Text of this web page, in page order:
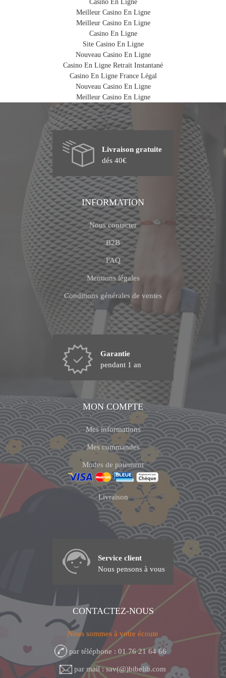
Casino En Ligne
Meilleur Casino En Ligne
Meilleur Casino En Ligne
Casino En Ligne
Site Casino En Ligne
Nouveau Casino En Ligne
Casino En Ligne Retrait Instantané
Casino En Ligne France Légal
Nouveau Casino En Ligne
Meilleur Casino En Ligne
Livraison gratuite
dés 40€
INFORMATION
Nous contacter
B2B
FAQ
Mentions légales
Conditions générales de ventes
Garantie
pendant 1 an
MON COMPTE
Mes informations
Mes commandes
Modes de paiement
Livraison
Service client
Nous pensons à vous
CONTACTEZ-NOUS
Nous sommes à votre écoute
par téléphone : 01 76 21 64 66
par mail : sav(@)bibelib.com